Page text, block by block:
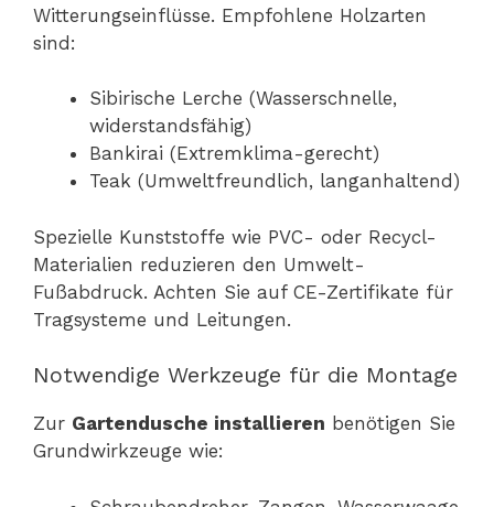
Witterungseinflüsse. Empfohlene Holzarten
sind:
Sibirische Lerche (Wasserschnelle,
widerstandsfähig)
Bankirai (Extremklima-gerecht)
Teak (Umweltfreundlich, langanhaltend)
Spezielle Kunststoffe wie PVC- oder Recycl-
Materialien reduzieren den Umwelt-
Fußabdruck. Achten Sie auf CE-Zertifikate für
Tragsysteme und Leitungen.
Notwendige Werkzeuge für die Montage
Zur Gartendusche installieren benötigen Sie
Grundwirkzeuge wie: